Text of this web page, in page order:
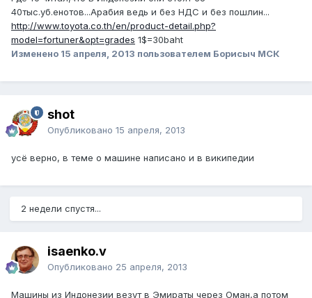
40тыс.уб.енотов...Арабия ведь и без НДС и без пошлин...
http://www.toyota.co.th/en/product-detail.php?
model=fortuner&opt=grades 1$=30baht
Изменено 15 апреля, 2013 пользователем Борисыч МСК
shot
Опубликовано 15 апреля, 2013
усё верно, в теме о машине написано и в википедии
2 недели спустя...
isaenko.v
Опубликовано 25 апреля, 2013
Машины из Индонезии везут в Эмираты через Оман,а потом